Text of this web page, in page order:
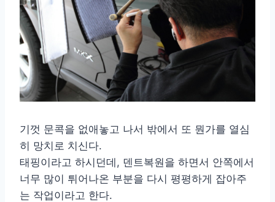
기껏 문콕을 없애놓고 나서 밖에서 또 뭔가를 열심
히 망치로 치신다.
태핑이라고 하시던데, 덴트복원을 하면서 안쪽에서
너무 많이 튀어나온 부분을 다시 평평하게 잡아주
는 작업이라고 한다.